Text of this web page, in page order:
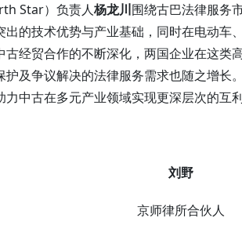
Star）负责人杨龙川围绕古巴法律服务
出的技术优势与产业基础，同时在电动车
古经贸合作的不断深化，两国企业在这类
护及争议解决的法律服务需求也随之增长
中古在多元产业领域实现更深层次的互利
刘野
京师律所合伙人